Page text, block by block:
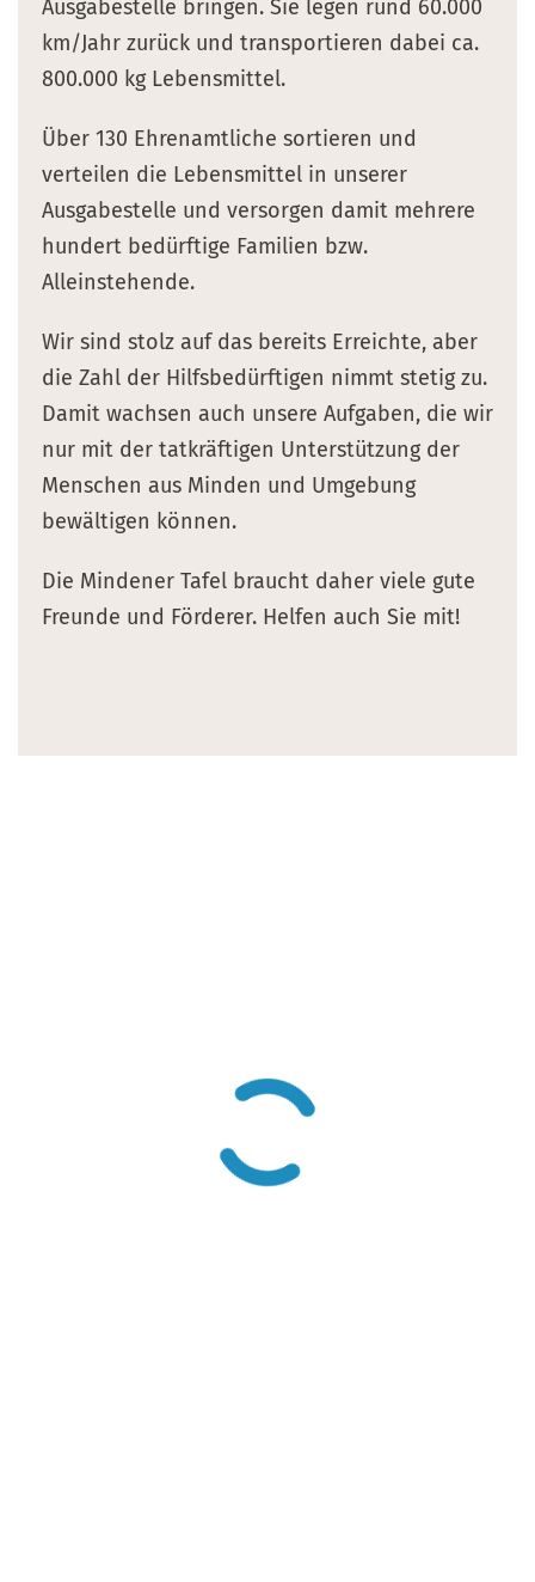
Ausgabestelle bringen. Sie legen rund 60.000
km/Jahr zurück und transportieren dabei ca.
800.000 kg Lebensmittel.
Über 130 Ehrenamtliche sortieren und
verteilen die Lebensmittel in unserer
Ausgabestelle und versorgen damit mehrere
hundert bedürftige Familien bzw.
Alleinstehende.
Wir sind stolz auf das bereits Erreichte, aber
die Zahl der Hilfsbedürftigen nimmt stetig zu.
Damit wachsen auch unsere Aufgaben, die wir
nur mit der tatkräftigen Unterstützung der
Menschen aus Minden und Umgebung
bewältigen können.
Die Mindener Tafel braucht daher viele gute
Freunde und Förderer. Helfen auch Sie mit!